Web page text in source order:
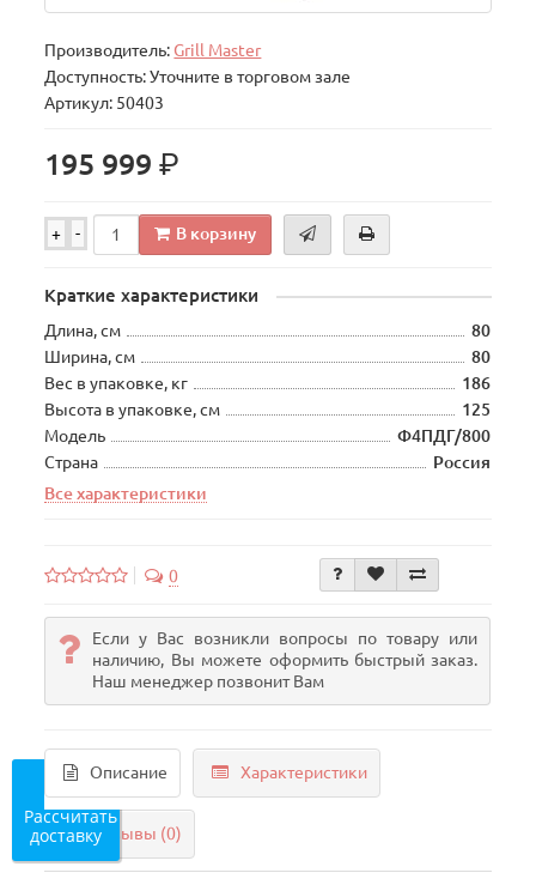
Производитель: Grill Master
Доступность: Уточните в торговом зале
Артикул: 50403
195 999р.
+ - В корзину
Краткие характеристики
Длина, см
80
Ширина, см
80
Вес в упаковке, кг
186
Высота в упаковке, см
125
Модель
Ф4ПДГ/800
Страна
Россия
Все характеристики
0
Если у Вас возникли вопросы по товару или
наличию, Вы можете оформить быстрый заказ.
Наш менеджер позвонит Вам
Описание Характеристики
Отзывы (0)
Рассчитать
доставку